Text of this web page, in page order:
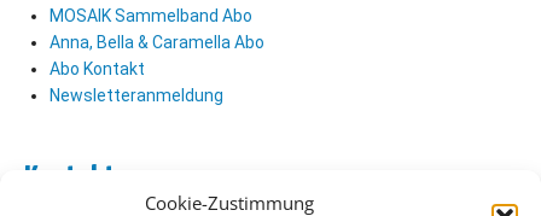
Cookie-Zustimmung
MOSAIK Sammelband Abo
Anna, Bella & Caramella Abo
Abo Kontakt
Newsletteranmeldung
Kontakt